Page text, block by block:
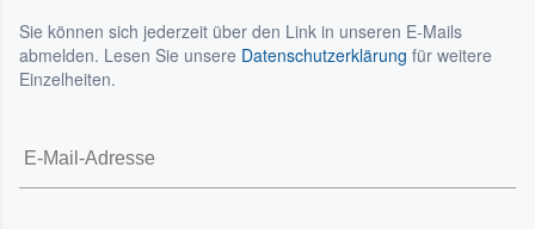
Sie können sich jederzeit über den Link in unseren E-Mails
abmelden. Lesen Sie unsere Datenschutzerklärung für weitere
Einzelheiten.